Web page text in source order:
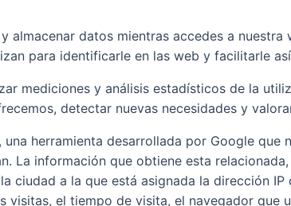
almacenar datos mientras accedes a nuestra
para identificarle en las web y facilitarle
mediciones y análisis estadísticos de la
detectar nuevas necesidades y
, una herramienta desarrollada por Google
La información que obtiene esta
ciudad a la que está asignada la dirección
visitas, el tiempo de visita, el navegador